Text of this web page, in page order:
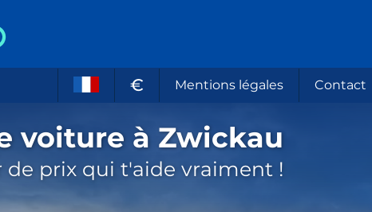
€ Mentions légales Contact
voiture à Zwickau
de prix qui t'aide vraiment !